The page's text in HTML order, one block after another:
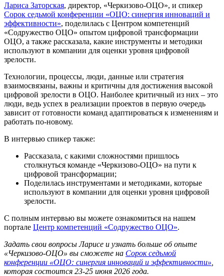
Лариса Заторская, директор, «Черкизово-ОЦО», и спикер
Сорок седьмой конференции «ОЦО: синергия инноваций и
эффективности», поделилась с Центром компетенций
«Содружество ОЦО» опытом цифровой трансформации
ОЦО, а также рассказала, какие инструменты и методики
используют в компании для оценки уровня цифровой
зрелости.
Технологии, процессы, люди, данные или стратегия
взаимосвязаны, важны и критичны для достижения высокой
цифровой зрелости в ОЦО. Наиболее критичный из них – это
люди, ведь успех в реализации проектов в первую очередь
зависит от готовности команд адаптироваться к изменениям и
работать по-новому.
В интервью спикер также:
Рассказала, с какими сложностями пришлось
столкнуться команде «Черкизово-ОЦО» на пути к
цифровой трансформации;
Поделилась инструментами и методиками, которые
используют в компании для оценки уровня цифровой
зрелости.
С полным интервью вы можете ознакомиться на нашем
портале Центр компетенций «Содружество ОЦО».
Задать свои вопросы Ларисе и узнать больше об опыте
«Черкизово-ОЦО» вы сможете на Сорок седьмой
конференции «ОЦО: синергия инноваций и эффективности»
которая состоится 23-25 июня 2026 года.